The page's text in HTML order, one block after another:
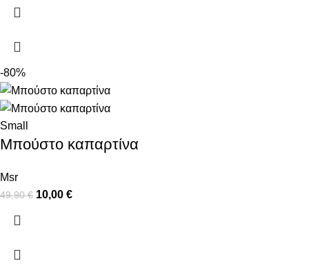
-80%
Small
Μπούστο καπαρτίνα
Msr
49,90€ 10,00 €